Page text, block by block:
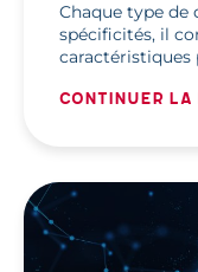
Chaque type de
spécificités, il
caractéristiques
Continuer